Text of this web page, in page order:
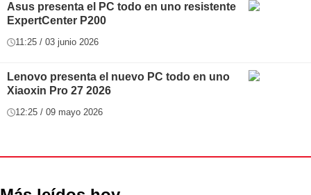
Asus presenta el PC todo en uno resistente
ExpertCenter P200
11:25 / 03 junio 2026
Lenovo presenta el nuevo PC todo en uno
Xiaoxin Pro 27 2026
12:25 / 09 mayo 2026